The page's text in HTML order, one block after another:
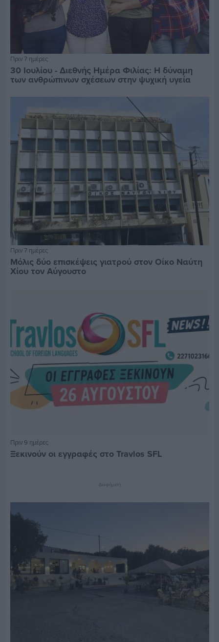
Πριν 7 ημέρες
30 Ιουλίου - Διεθνής Ημέρα Φιλίας: Η δύναμη
των ανθρώπινων σχέσεων στην ψυχική υγεία
Πριν 7 ημέρες
Μόλις δύο επισκέψεις γιατρού στον Οίκο Ναύτη
Χίου τον Αύγουστο
Πριν 9 ημέρες
Ξεκινούν οι εγγραφές στο Travlos SFL
Διαφήμιση